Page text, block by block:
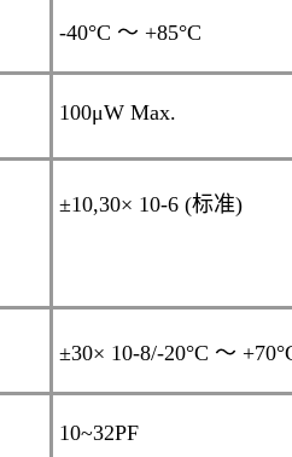
-40°C ～ +85°C
100μW Max.
±10,30× 10-6 (标准)
±30× 10-8/-20°C ～
10~32PF